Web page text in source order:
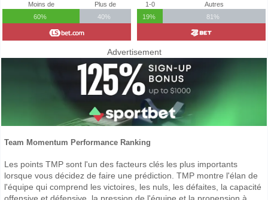
Moins de
60%
Plus de
40%
1-0
19%
Autres
81%
Advertisement
Team Momentum Performance Ranking
Les points TMP sont l'un des facteurs clés les plus importants
lorsque vous décidez de faire une prédiction. TMP montre l'élan de
l'équipe qui comprend les victoires, les nuls, les défaites, la capacité